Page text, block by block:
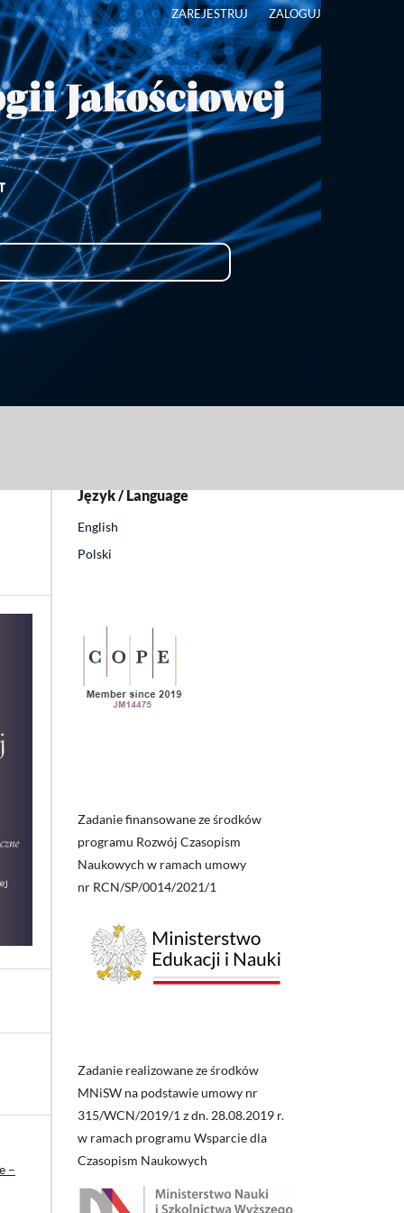
ZAREJESTRUJ ZALOGUJ
–
Język / Language
English
Polski
Zadanie finansowane ze środków
programu Rozwój Czasopism
Naukowych w ramach umowy
nr RCN/SP/0014/2021/1
Zadanie realizowane ze środków
MNiSW na podstawie umowy nr
315/WCN/2019/1 z dn. 28.08.2019 r.
w ramach programu Wsparcie dla
Czasopism Naukowych